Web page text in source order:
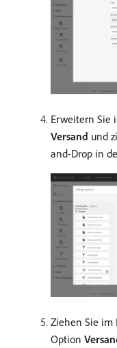
Erweitern Sie
Versand und
and-Drop in
Ziehen Sie im
Option